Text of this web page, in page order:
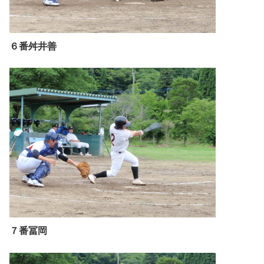
６番舛井善
７番冨岡